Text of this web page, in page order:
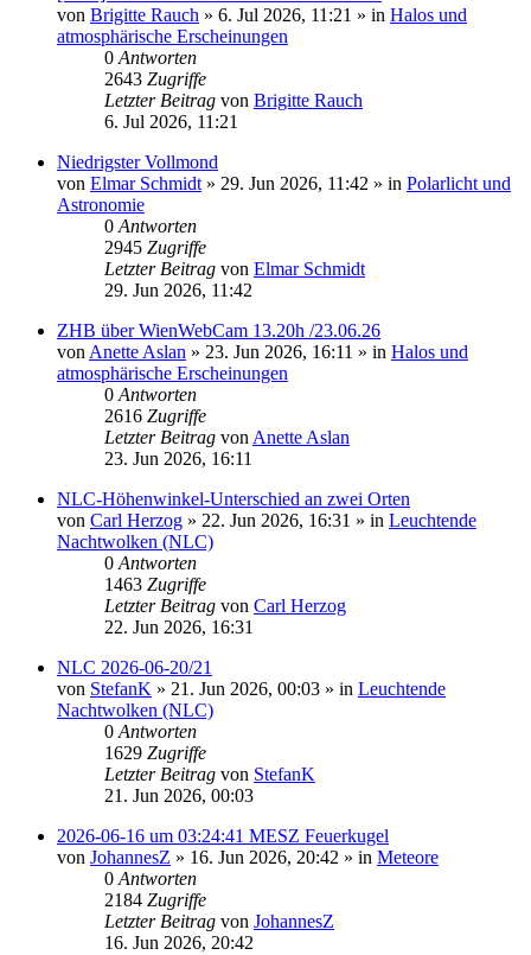
von Brigitte Rauch » 6. Jul 2026, 11:21 » in Halos und
atmosphärische Erscheinungen
0 Antworten
2643 Zugriffe
Letzter Beitrag von Brigitte Rauch
6. Jul 2026, 11:21
Niedrigster Vollmond
von Elmar Schmidt » 29. Jun 2026, 11:42 » in Polarlicht und
Astronomie
0 Antworten
2945 Zugriffe
Letzter Beitrag von Elmar Schmidt
29. Jun 2026, 11:42
ZHB über WienWebCam 13.20h /23.06.26
von Anette Aslan » 23. Jun 2026, 16:11 » in Halos und
atmosphärische Erscheinungen
0 Antworten
2616 Zugriffe
Letzter Beitrag von Anette Aslan
23. Jun 2026, 16:11
NLC-Höhenwinkel-Unterschied an zwei Orten
von Carl Herzog » 22. Jun 2026, 16:31 » in Leuchtende
Nachtwolken (NLC)
0 Antworten
1463 Zugriffe
Letzter Beitrag von Carl Herzog
22. Jun 2026, 16:31
NLC 2026-06-20/21
von StefanK » 21. Jun 2026, 00:03 » in Leuchtende
Nachtwolken (NLC)
0 Antworten
1629 Zugriffe
Letzter Beitrag von StefanK
21. Jun 2026, 00:03
2026-06-16 um 03:24:41 MESZ Feuerkugel
von JohannesZ » 16. Jun 2026, 20:42 » in Meteore
0 Antworten
2184 Zugriffe
Letzter Beitrag von JohannesZ
16. Jun 2026, 20:42